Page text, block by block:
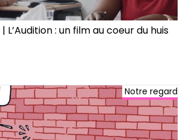
L’Audition : un film au coeur du huis
Notre regard